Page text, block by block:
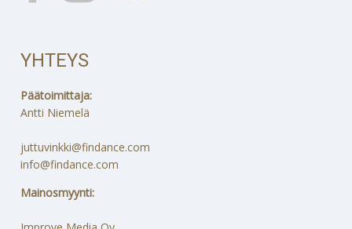
YHTEYS
Päätoimittaja:
Antti Niemelä
juttuvinkki@findance.com
info@findance.com
Mainosmyynti: